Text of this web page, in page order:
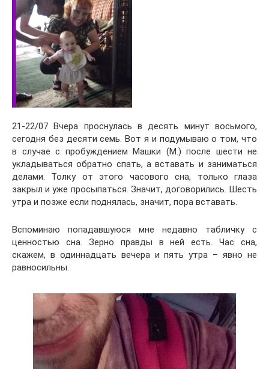
21-22/07 Вчера проснулась в десять минут восьмого,
сегодня без десяти семь. Вот я и подумываю о том, что
в случае с пробуждением Машки (М.) после шести не
укладываться обратно спать, а вставать и заниматься
делами. Толку от этого часового сна, только глаза
закрыл и уже просыпаться. Значит, договорились. Шесть
утра и позже если поднялась, значит, пора вставать.
Вспоминаю попадавшуюся мне недавно табличку с
ценностью сна. Зерно правды в ней есть. Час сна,
скажем, в одиннадцать вечера и пять утра – явно не
равносильны.